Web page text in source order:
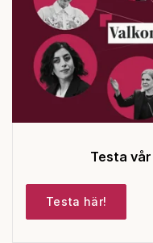
Testa
Testa här!